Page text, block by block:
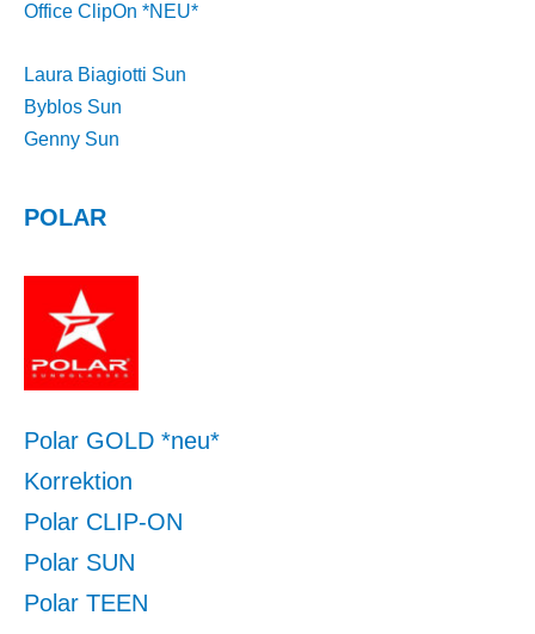
Office ClipOn *NEU*
Laura Biagiotti Sun
Byblos Sun
Genny Sun
POLAR
Polar GOLD *neu*
Korrektion
Polar CLIP-ON
Polar SUN
Polar TEEN